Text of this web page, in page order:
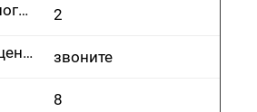
2
Стоимость одного врезания, руб.
звоните
Специальные цены
8